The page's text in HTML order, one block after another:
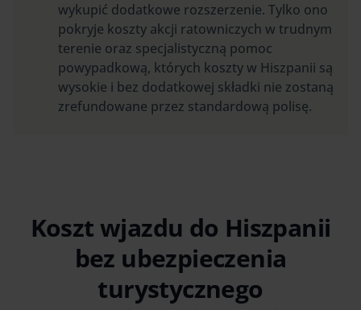
wykupić dodatkowe rozszerzenie. Tylko ono
pokryje koszty akcji ratowniczych w trudnym
terenie oraz specjalistyczną pomoc
powypadkową, których koszty w Hiszpanii są
wysokie i bez dodatkowej składki nie zostaną
zrefundowane przez standardową polisę.
Koszt wjazdu do Hiszpanii
bez ubezpieczenia
turystycznego